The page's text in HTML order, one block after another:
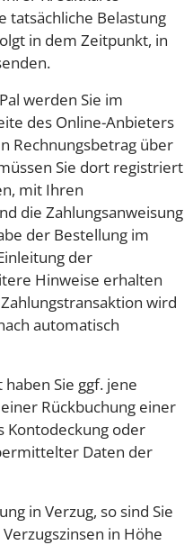
tatsächliche Belastung
in dem Zeitpunkt, in
werden Sie im
des Online-Anbieters
Rechnungsbetrag über
Sie dort registriert
mit Ihren
die Zahlungsanweisung
der Bestellung im
der
Hinweise erhalten
wird
automatisch
Sie ggf. jene
Rückbuchung einer
Kontodeckung oder
Daten der
in Verzug, so sind Sie
in Höhe